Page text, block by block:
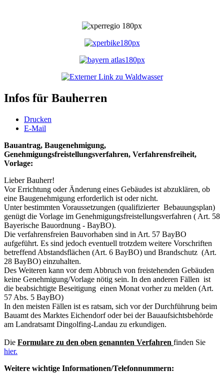
Infos für Bauherren
Drucken
E-Mail
Bauantrag, Baugenehmigung,
Genehmigungsfreistellungsverfahren, Verfahrensfreiheit,
Vorlage:
Lieber Bauherr!
Vor Errichtung oder Änderung eines Gebäudes ist abzuklären, ob
eine Baugenehmigung erforderlich ist oder nicht.
Unter bestimmten Voraussetzungen (qualifizierter Bebauungsplan)
genügt die Vorlage im Genehmigungsfreistellungsverfahren ( Art. 58
Bayerische Bauordnung - BayBO).
Die verfahrensfreien Bauvorhaben sind in Art. 57 BayBO
aufgeführt. Es sind jedoch eventuell trotzdem weitere Vorschriften
betreffend Abstandsflächen (Art. 6 BayBO) und Brandschutz (Art.
28 BayBO) einzuhalten.
Des Weiteren kann vor dem Abbruch von freistehenden Gebäuden
keine Genehmigung/Vorlage nötig sein. In den anderen Fällen ist
die beabsichtigte Beseitigung einen Monat vorher zu melden (Art.
57 Abs. 5 BayBO)
In den meisten Fällen ist es ratsam, sich vor der Durchführung beim
Bauamt des Marktes Eichendorf oder bei der Bauaufsichtsbehörde
am Landratsamt Dingolfing-Landau zu erkundigen.
Die Formulare zu den oben genannten Verfahren finden Sie
hier.
Weitere wichtige Informationen/Telefonnummern: